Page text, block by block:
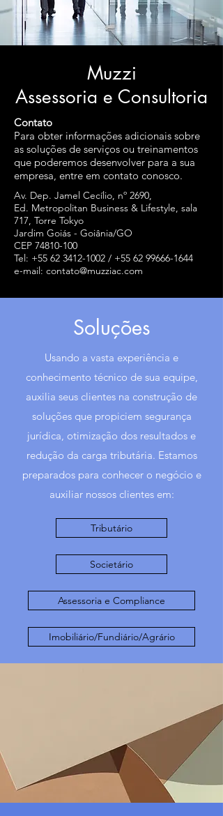
Muzzi
Assessoria e Consultoria
Contato
Para obter informações adicionais sobre
as soluções de serviços ou treinamentos
que poderemos desenvolver para a sua
empresa, entre em contato conosco.
Av. Dep. Jamel Cecílio, nº 2690,
Ed. Metropolitan Business & Lifestyle, sala
717, Torre Tokyo
Jardim Goiás - Goiânia/GO
CEP 74810-100
Tel: +55 62 3412-1002 / +55 62 99666-1644
e-mail: contato@muzziac.com
Soluções
Usando a vasta experiência e
conhecimento técnico de sua equipe,
auxilia seus clientes na construção de
soluções que propiciem segurança
jurídica, otimização dos resultados e
redução da carga tributária. Estamos
preparados para conhecer o negócio e
auxiliar nossos clientes em:
Tributário
Societário
Assessoria e Compliance
Imobiliário/Fundiário/Agrário